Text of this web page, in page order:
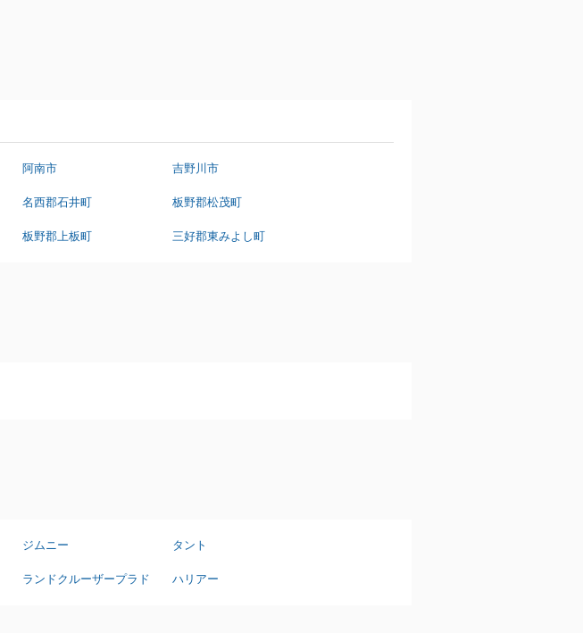
阿南市 吉野川市
名西郡石井町 板野郡松茂町
板野郡上板町 三好郡東みよし町
ジムニー タント
ランドクルーザープラド ハリアー